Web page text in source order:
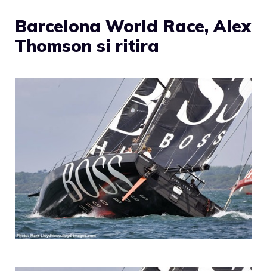
Barcelona World Race, Alex
Thomson si ritira